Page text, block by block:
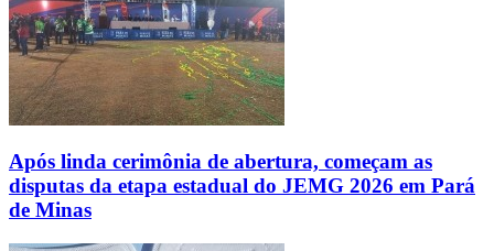
Após linda cerimônia de abertura, começam as
disputas da etapa estadual do JEMG 2026 em Pará
de Minas